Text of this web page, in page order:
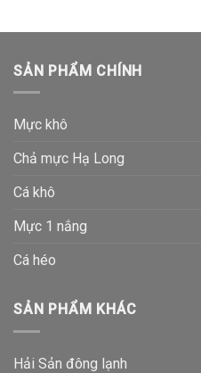
SẢN PHẨM CHÍNH
Mực khô
Chả mực Hạ Long
Cá khô
Mực 1 nắng
Cá héo
SẢN PHẨM KHÁC
Hải Sản đông lạnh